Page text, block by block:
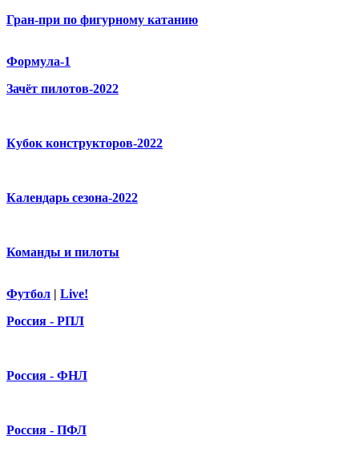
Гран-при по фигурному катанию
Формула-1
Зачёт пилотов-2022
Кубок конструкторов-2022
Календарь сезона-2022
Команды и пилоты
Футбол | Live!
Россия - РПЛ
Россия - ФНЛ
Россия - ПФЛ